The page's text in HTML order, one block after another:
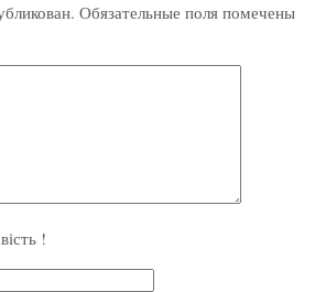
Обязательные поля помечены
!